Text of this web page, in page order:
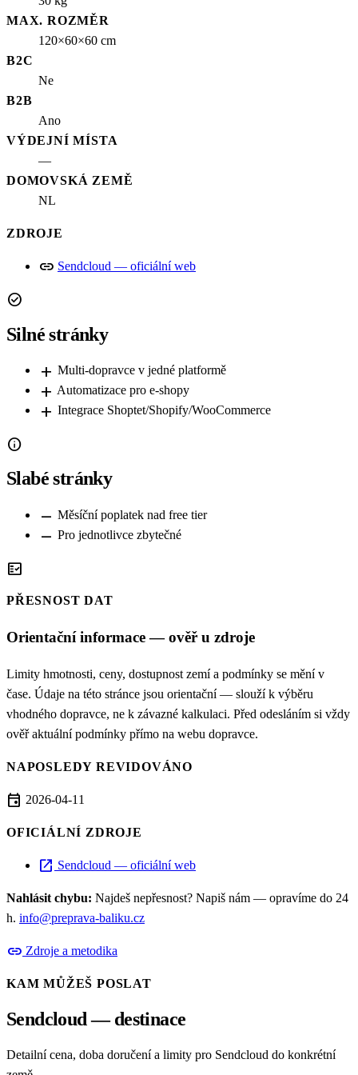
MAX. ROZMĚR
120×60×60 cm
B2C
Ne
B2B
Ano
VÝDEJNÍ MÍSTA
—
DOMOVSKÁ ZEMĚ
NL
ZDROJE
link Sendcloud — oficiální web
check_circle
Silné stránky
add Multi-dopravce v jedné platformě
add Automatizace pro e-shopy
add Integrace Shoptet/Shopify/WooCommerce
info
Slabé stránky
remove Měsíční poplatek nad free tier
remove Pro jednotlivce zbytečné
fact_check
PŘESNOST DAT
Orientační informace — ověř u zdroje
Limity hmotnosti, ceny, dostupnost zemí a podmínky se mění v
čase. Údaje na této stránce jsou orientační — slouží k výběru
vhodného dopravce, ne k závazné kalkulaci. Před odesláním si vždy
ověř aktuální podmínky přímo na webu dopravce.
NAPOSLEDY REVIDOVÁNO
event 2026-04-11
OFICIÁLNÍ ZDROJE
open_in_new Sendcloud — oficiální web
Nahlásit chybu: Najdeš nepřesnost? Napiš nám — opravíme do 24
h. info@preprava-baliku.cz
link Zdroje a metodika
KAM MŮŽEŠ POSLAT
Sendcloud — destinace
Detailní cena, doba doručení a limity pro Sendcloud do konkrétní